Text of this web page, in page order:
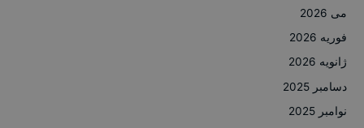
می 2026
فوریه 2026
ژانویه 2026
دسامبر 2025
نوامبر 2025